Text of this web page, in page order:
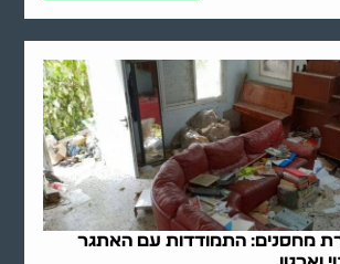
מחסנים: התמודדות עם האתגר